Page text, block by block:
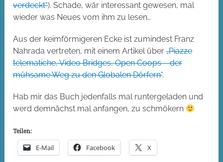
verdeckt“). Schade, wär interessant gewesen, mal
wieder was Neues vom ihm zu lesen…
Aus der keimförmigeren Ecke ist zumindest Franz
Nahrada vertreten, mit einem Artikel über„Piazze
telematiche, Video Bridges, Open Coops – der
mühsame Weg zu den Globalen Dörfern“.
Hab mir das Buch jedenfalls mal runtergeladen und
werd demnächst mal anfangen, zu schmökern
Teilen:
E-Mail Facebook X